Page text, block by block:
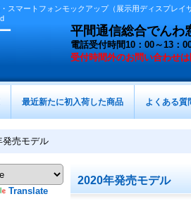
・スマートフォンモックアップ（展示用ディスプ
平間通信総合でん
電話受付時間10：00～13
受付時間外のお問い合わせ
最近新たに初入荷した商品 よくある質
発売モデル
Translate
2020年発売モデル